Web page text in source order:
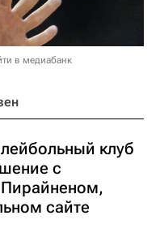
в медиабанк
клуб
с
сайте